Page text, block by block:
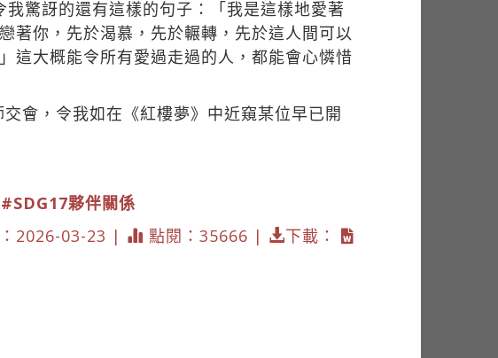
驚訝的還有這樣的句子：「我是這樣地愛著
著你，先於渴慕，先於輾轉，先於這人間可以
大概能令所有愛過走過的人，都能會心憐惜
會，令我如在《紅樓夢》中近窺某位早已開
#SDG17夥伴關係
2026-03-23 | 點閱：35666 | 下載：